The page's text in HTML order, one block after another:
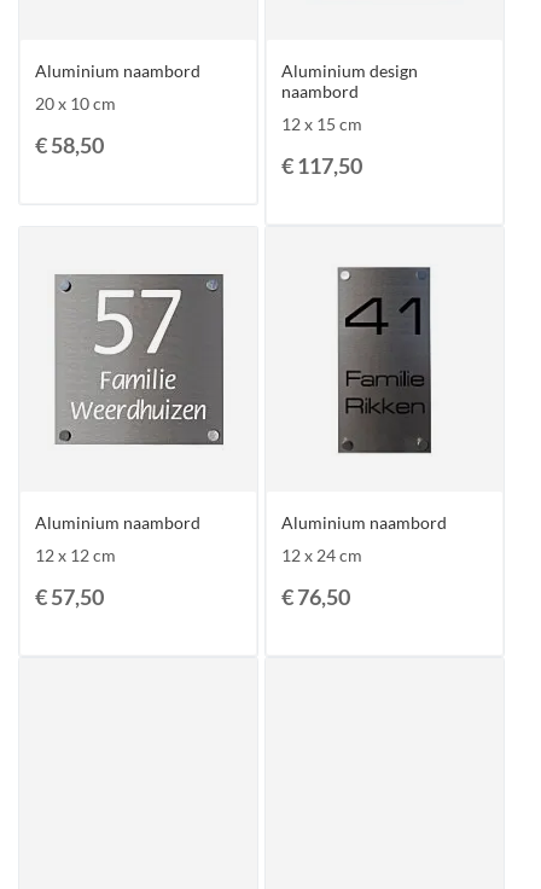
Aluminium naambord
20 x 10 cm
€ 58,50
Aluminium design
naambord
12 x 15 cm
€ 117,50
Aluminium naambord
12 x 12 cm
€ 57,50
Aluminium naambord
12 x 24 cm
€ 76,50